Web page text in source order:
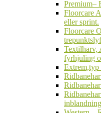
undermenyPremium–
Floorcare
eller sprint.
Floorcare
Textilharv,
fyrhjuling
Extrem,typ